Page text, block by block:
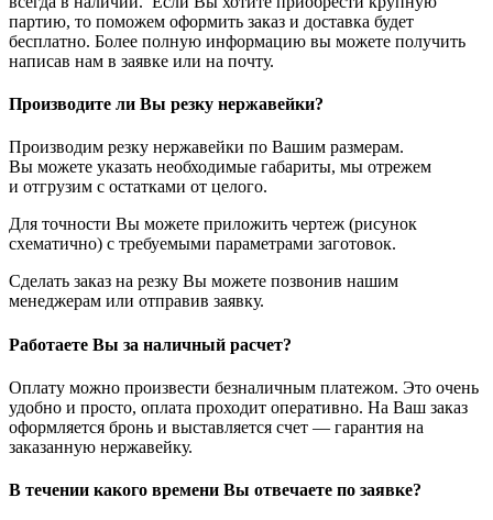
партию, то поможем оформить заказ и доставка будет
бесплатно. Более полную информацию вы можете получить
написав нам в заявке или на почту.
Производите ли Вы резку нержавейки?
Производим резку нержавейки по Вашим размерам.
Вы можете указать необходимые габариты, мы отрежем
и отгрузим с остатками от целого.
Для точности Вы можете приложить чертеж (рисунок
схематично) с требуемыми параметрами заготовок.
Сделать заказ на резку Вы можете позвонив нашим
менеджерам или отправив заявку.
Работаете Вы за наличный расчет?
Оплату можно произвести безналичным платежом. Это очень
удобно и просто, оплата проходит оперативно. На Ваш заказ
оформляется бронь и выставляется счет — гарантия на
заказанную нержавейку.
В течении какого времени Вы отвечаете по заявке?